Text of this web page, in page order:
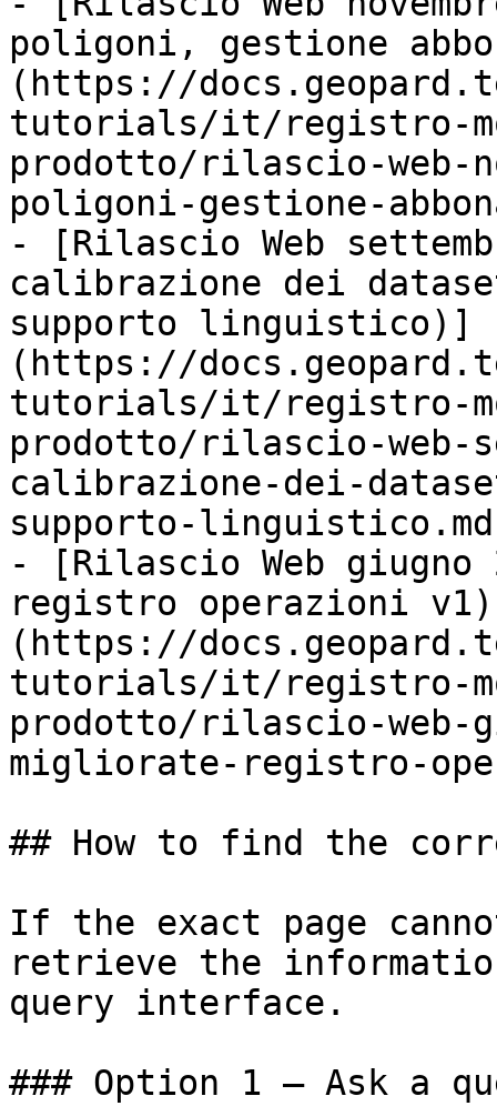
poligoni, gestione
(https://
tutorials/it/registro-
prodotto/rilascio-web-
poligoni-gestione-
- [Rilascio Web
calibrazione dei
supporto linguistico)]
(https://
tutorials/it/registro-
prodotto/rilascio-web-
calibrazione-dei-
supporto-
- [Rilascio Web
registro operazioni
(https://
tutorials/it/registro-
prodotto/rilascio-web-
migliorate-registro-
## How to find the
If the exact page
retrieve the
query interface.
### Option 1 — Ask a